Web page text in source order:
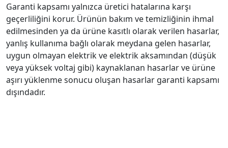
Garanti kapsamı yalnızca üretici hatalarına karşı
geçerliliğini korur. Ürünün bakım ve temizliğinin ihmal
edilmesinden ya da ürüne kasıtlı olarak verilen hasarlar,
yanlış kullanıma bağlı olarak meydana gelen hasarlar,
uygun olmayan elektrik ve elektrik aksamından (düşük
veya yüksek voltaj gibi) kaynaklanan hasarlar ve ürüne
aşırı yüklenme sonucu oluşan hasarlar garanti kapsamı
dışındadır.